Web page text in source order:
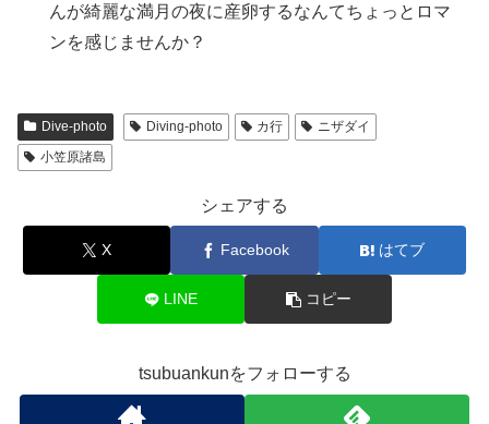
んが綺麗な満月の夜に産卵するなんてちょっとロマ
ンを感じませんか？
Dive-photo Diving-photo カ行
ニザダイ
小笠原諸島
シェアする
X Facebook はてブ
LINE コピー
tsubuankunをフォローする